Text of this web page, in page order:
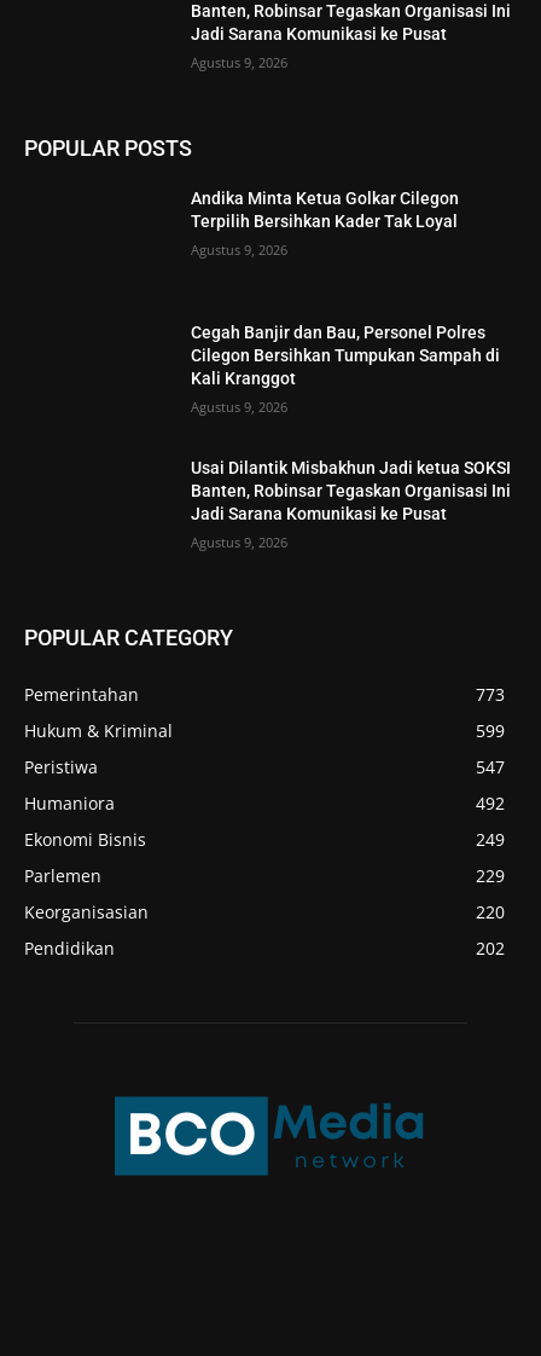
Banten, Robinsar Tegaskan Organisasi Ini
Jadi Sarana Komunikasi ke Pusat
Agustus 9, 2026
POPULAR POSTS
Andika Minta Ketua Golkar Cilegon
Terpilih Bersihkan Kader Tak Loyal
Agustus 9, 2026
Cegah Banjir dan Bau, Personel Polres
Cilegon Bersihkan Tumpukan Sampah di
Kali Kranggot
Agustus 9, 2026
Usai Dilantik Misbakhun Jadi ketua SOKSI
Banten, Robinsar Tegaskan Organisasi Ini
Jadi Sarana Komunikasi ke Pusat
Agustus 9, 2026
POPULAR CATEGORY
Pemerintahan
773
Hukum & Kriminal
599
Peristiwa
547
Humaniora
492
Ekonomi Bisnis
249
Parlemen
229
Keorganisasian
220
Pendidikan
202